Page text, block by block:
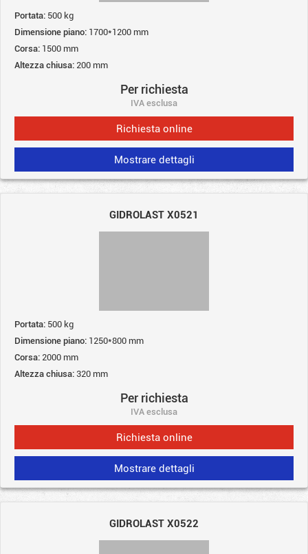
Portata: 500 kg
Dimensione piano: 1700*1200 mm
Corsa: 1500 mm
Altezza chiusa: 200 mm
Per richiesta
IVA esclusa
Richiesta online
Mostrare dettagli
GIDROLAST X0521
Portata: 500 kg
Dimensione piano: 1250*800 mm
Corsa: 2000 mm
Altezza chiusa: 320 mm
Per richiesta
IVA esclusa
Richiesta online
Mostrare dettagli
GIDROLAST X0522